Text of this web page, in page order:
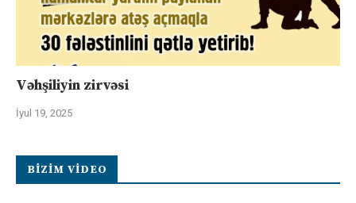
Vəhşiliyin zirvəsi
İyul 19, 2025
BIZIM VIDEO